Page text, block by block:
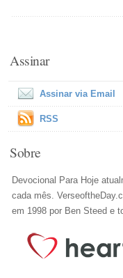
Assinar
Assinar via Email
RSS
Sobre
Devocional Para Hoje
cada mês.
em 1998 por Ben Steed e